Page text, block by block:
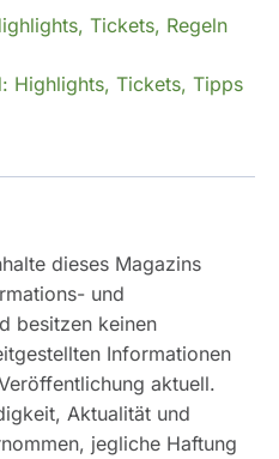
Tickets, Regeln
Highlights, Tickets, Tipps
dieses Magazins
und
besitzen keinen
Informationen
aktuell.
Aktualität und
jegliche Haftung